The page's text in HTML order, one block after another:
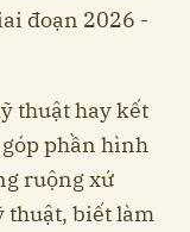
đoạn 2026 -
thuật hay kết
phần hình
ruộng xứ
thuật, biết làm